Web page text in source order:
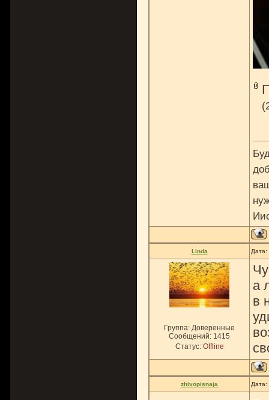
Linda
Группа: Доверенные
Сообщений: 1415
Статус: Offline
а
в
zhivopisnaja